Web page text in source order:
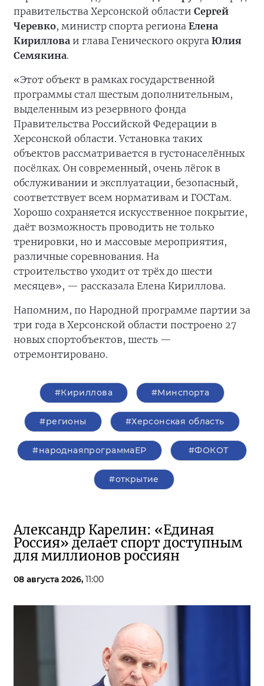
правительства Херсонской области Сергей
Черевко, министр спорта региона Елена
Кириллова и глава Генического округа Юлия
Семякина.
«Этот объект в рамках государственной
программы стал шестым дополнительным,
выделенным из резервного фонда
Правительства Российской Федерации в
Херсонской области. Установка таких
объектов рассматривается в густонаселённых
посёлках. Он современный, очень лёгок в
обслуживании и эксплуатации, безопасный,
соответствует всем нормативам и ГОСТам.
Хорошо сохраняется искусственное покрытие,
даёт возможность проводить не только
тренировки, но и массовые мероприятия,
различные соревнования. На
строительство уходит от трёх до шести
месяцев», — рассказала Елена Кириллова.
Напомним, по Народной программе партии за
три года в Херсонской области построено 27
новых спортобъектов, шесть —
отремонтировано.
#Кириллова #Минспорта
#регионы #Херсонская область
#народнаяпрограммаЕР #ФОКОТ
#открытие
Александр Карелин: «Единая
Россия» делает спорт доступным
для миллионов россиян
08 августа 2026, 11:00